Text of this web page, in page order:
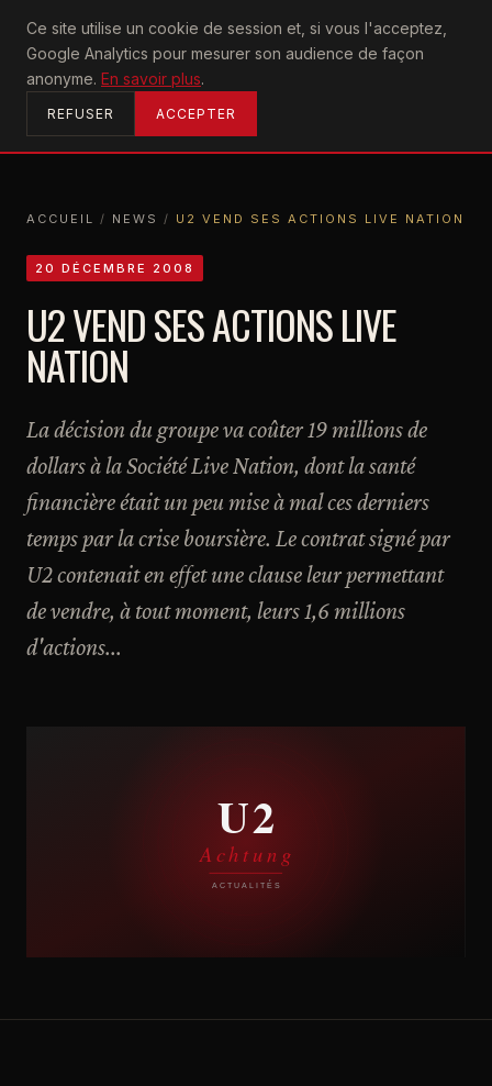
Ce site utilise un cookie de session et, si vous l'acceptez,
Google Analytics pour mesurer son audience de façon
anonyme. En savoir plus.
REFUSER ACCEPTER
U2achtung
ACCUEIL
ACCUEIL / NEWS / U2 VEND SES ACTIONS LIVE NATION
20 DÉCEMBRE 2008
U2 VEND SES ACTIONS LIVE
NATION
La décision du groupe va coûter 19 millions de
dollars à la Société Live Nation, dont la santé
financière était un peu mise à mal ces derniers
temps par la crise boursière. Le contrat signé par
U2 contenait en effet une clause leur permettant
de vendre, à tout moment, leurs 1,6 millions
d'actions...